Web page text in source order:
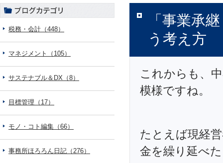
「事業承
う考え方
これからも、
模様ですね。
たとえば現経
金を繰り延べ
税務・会計（448）
マネジメント（105）
サステナブル＆DX（8）
目標管理（17）
モノ・コト編集（66）
事務所ほろろん日記（276）